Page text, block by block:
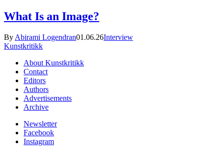
What Is an Image?
By Abirami Logendran01.06.26Interview
Kunstkritikk
About Kunstkritikk
Contact
Editors
Authors
Advertisements
Archive
Newsletter
Facebook
Instagram